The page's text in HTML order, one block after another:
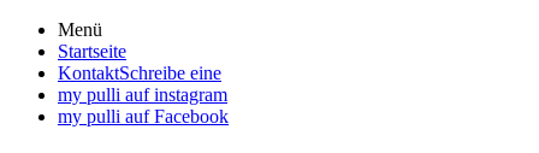
Direkt
zum
Inhalt
wechseln
Menü
Startseite
KontaktSchreibe eine
my pulli auf instagram
my pulli auf Facebook